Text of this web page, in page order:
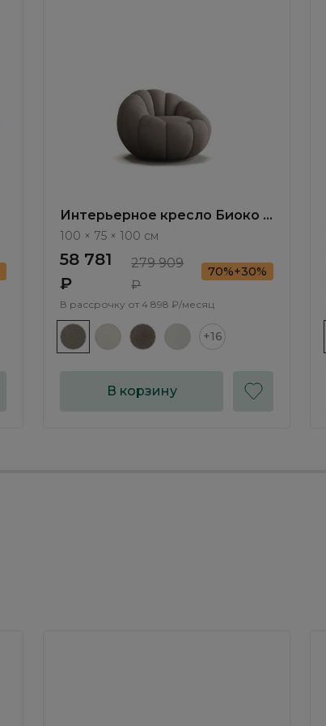
Интерьерное кресло Биоко /
Bioko ММ108.3
100 × 75 × 100 см
58 781
₽
279 909
₽
70%+30%
В рассрочку от 4 898 ₽/месяц
+16
В корзину